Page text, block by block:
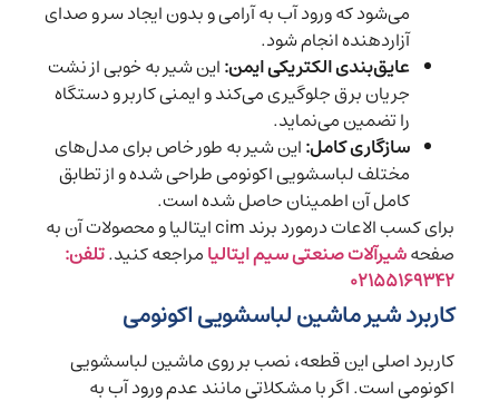
می‌شود که ورود آب به آرامی و بدون ایجاد سر و صدای
آزاردهنده انجام شود.
عایق‌بندی الکتریکی ایمن:این شیر به خوبی از نشت
جریان برق جلوگیری می‌کند و ایمنی کاربر و دستگاه
را تضمین می‌نماید.
سازگاری کامل:این شیر به طور خاص برای مدل‌های
مختلف لباسشویی اکونومی طراحی شده و از تطابق
کامل آن اطمینان حاصل شده است.
برای کسب الاعات درمورد برند cim ایتالیا و محصولات آن به
صفحهشیرآلات صنعتی سیم ایتالیامراجعه کنید.تلفن:
۰۲۱۵۵۱۶۹۳۴۲
کاربرد شیر ماشین لباسشویی اکونومی
کاربرد اصلی این قطعه، نصب بر روی ماشین لباسشویی
اکونومی است. اگر با مشکلاتی مانند عدم ورود آب به